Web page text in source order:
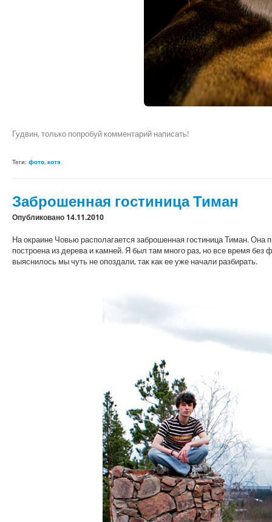
Гудвин, только попробуй комментарий написать!
Теги: фото, котэ
Заброшенная гостиница Тиман
Опубликовано 14.11.2010
На окраине Човью располагается заброшенная гостиница Тиман. Она
построена из дерева и камней. Я был там много раз, но все время
выяснилось мы чуть не опоздали, так как ее уже начали разбирать.